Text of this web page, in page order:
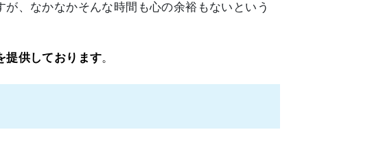
、なかなかそんな時間も心の余裕もないという
提供しております。